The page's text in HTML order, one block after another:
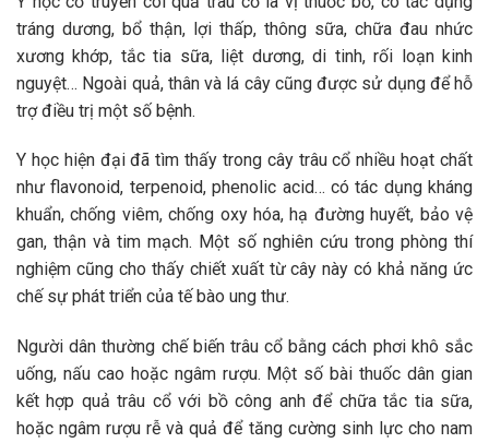
tráng dương, bổ thận, lợi thấp, thông sữa, chữa đau nhức
xương khớp, tắc tia sữa, liệt dương, di tinh, rối loạn kinh
nguyệt… Ngoài quả, thân và lá cây cũng được sử dụng để hỗ
trợ điều trị một số bệnh.
Y học hiện đại đã tìm thấy trong cây trâu cổ nhiều hoạt chất
như flavonoid, terpenoid, phenolic acid… có tác dụng kháng
khuẩn, chống viêm, chống oxy hóa, hạ đường huyết, bảo vệ
gan, thận và tim mạch. Một số nghiên cứu trong phòng thí
nghiệm cũng cho thấy chiết xuất từ cây này có khả năng ức
chế sự phát triển của tế bào ung thư.
Người dân thường chế biến trâu cổ bằng cách phơi khô sắc
uống, nấu cao hoặc ngâm rượu. Một số bài thuốc dân gian
kết hợp quả trâu cổ với bồ công anh để chữa tắc tia sữa,
hoặc ngâm rượu rễ và quả để tăng cường sinh lực cho nam